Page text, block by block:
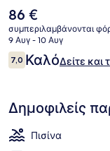
επισκεφτούν το σπα
περιτυλίξεις
Beach Club), ένα από
μεσημεριανό.
στο ρετιρέ και μπαρ
λατρεύουν το
Η
τρέχουσα
τιμή
είναι
86 €
86 €
συμπεριλαμβάνονται
9 Αυγ - 10 Αυγ
Σχόλια
7,07,0 στα 10
ΚαλόΔείτε και
Δημοφιλείς
Πισίνα